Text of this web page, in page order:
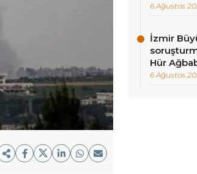
6 Ağustos
İzmir
Hür
6 Ağustos